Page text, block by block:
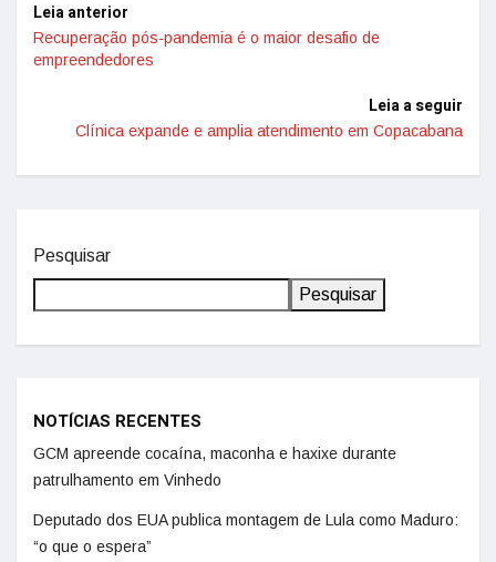
Leia anterior
Recuperação pós-pandemia é o maior desafio de
empreendedores
Leia a seguir
Clínica expande e amplia atendimento em Copacabana
Pesquisar
Pesquisar
NOTÍCIAS RECENTES
GCM apreende cocaína, maconha e haxixe durante
patrulhamento em Vinhedo
Deputado dos EUA publica montagem de Lula como Maduro:
“o que o espera”